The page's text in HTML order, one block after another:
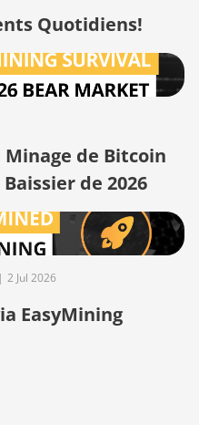
Quotidiens!
Minage de Bitcoin
de 2026
| 2 Jul 2026
EasyMining